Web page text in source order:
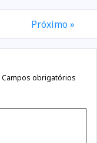
Próximo »
Campos obrigatórios